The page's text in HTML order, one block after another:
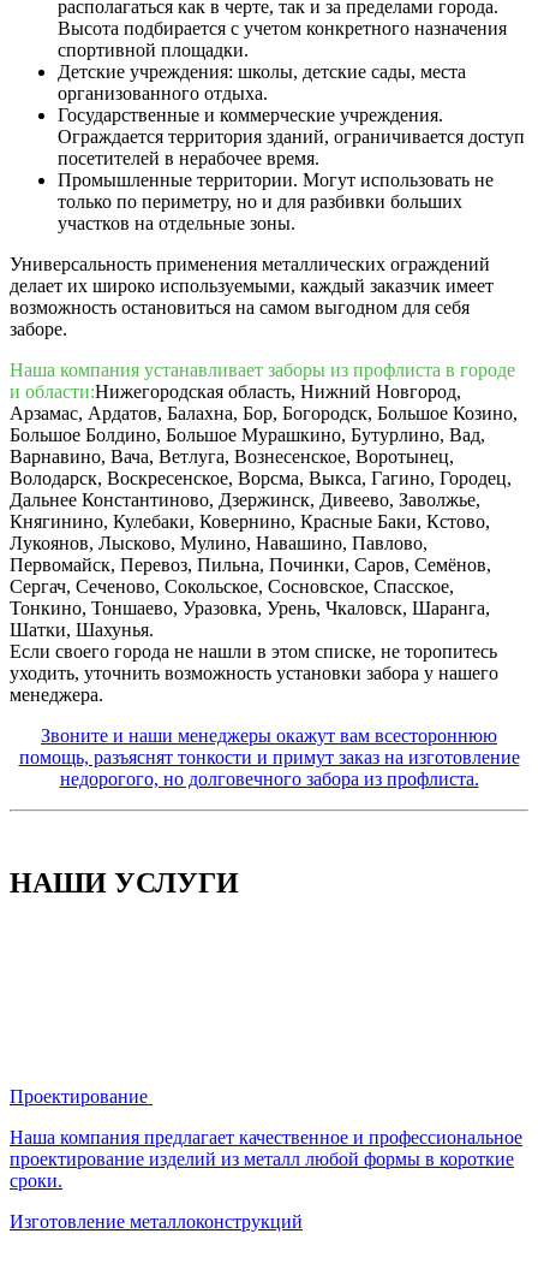
располагаться как в черте, так и за пределами города.
Высота подбирается с учетом конкретного назначения
спортивной площадки.
Детские учреждения: школы, детские сады, места
организованного отдыха.
Государственные и коммерческие учреждения.
Ограждается территория зданий, ограничивается доступ
посетителей в нерабочее время.
Промышленные территории. Могут использовать не
только по периметру, но и для разбивки больших
участков на отдельные зоны.
Универсальность применения металлических ограждений
делает их широко используемыми, каждый заказчик имеет
возможность остановиться на самом выгодном для себя
заборе.
Наша компания устанавливает заборы из профлиста в городе
и области:Нижегородская область, Нижний Новгород,
Арзамас, Ардатов, Балахна, Бор, Богородск, Большое Козино,
Большое Болдино, Большое Мурашкино, Бутурлино, Вад,
Варнавино, Вача, Ветлуга, Вознесенское, Воротынец,
Володарск, Воскресенское, Ворсма, Выкса, Гагино, Городец,
Дальнее Константиново, Дзержинск, Дивеево, Заволжье,
Княгинино, Кулебаки, Ковернино, Красные Баки, Кстово,
Лукоянов, Лысково, Мулино, Навашино, Павлово,
Первомайск, Перевоз, Пильна, Починки, Саров, Семёнов,
Сергач, Сеченово, Сокольское, Сосновское, Спасское,
Тонкино, Тоншаево, Уразовка, Урень, Чкаловск, Шаранга,
Шатки, Шахунья.
Если своего города не нашли в этом списке, не торопитесь
уходить, уточнить возможность установки забора у нашего
менеджера.
Звоните и наши менеджеры окажут вам всестороннюю
помощь, разъяснят тонкости и примут заказ на изготовление
недорогого, но долговечного забора из профлиста.
НАШИ УСЛУГИ
Проектирование
Наша компания предлагает качественное и профессиональное
проектирование изделий из металл любой формы в короткие
сроки.
Изготовление металлоконструкций